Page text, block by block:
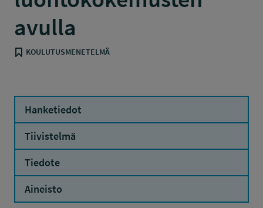
avulla
KOULUTUSMENETELMÄ
Hanketiedot
Tiivistelmä
Tiedote
Aineisto